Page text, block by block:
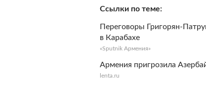
Ссылки по теме
Переговоры Григорян-
в Карабахе
«Sputnik Армения»
Армения пригрозила
lenta.ru